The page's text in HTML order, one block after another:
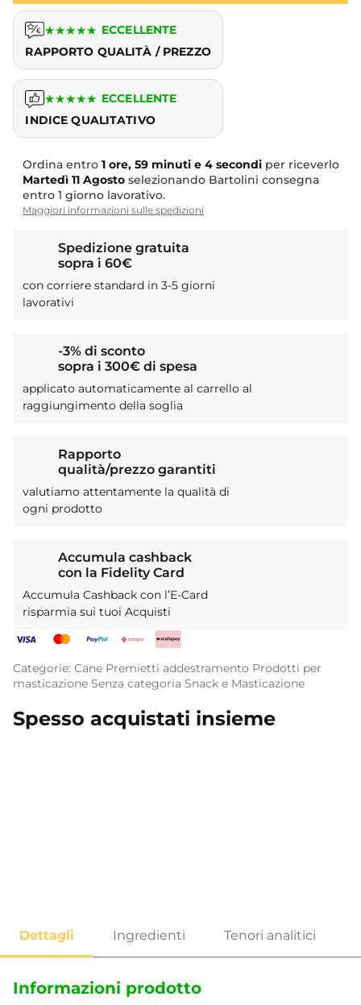
★★★★★ ECCELLENTE
RAPPORTO QUALITÀ / PREZZO
★★★★★ ECCELLENTE
INDICE QUALITATIVO
Ordina entro 1 ore, 59 minuti e 4 secondi per riceverlo
Martedì 11 Agosto selezionando Bartolini consegna
entro 1 giorno lavorativo.
Maggiori informazioni sulle spedizioni
Spedizione gratuita
sopra i 60€
con corriere standard in 3-5 giorni
lavorativi
-3% di sconto
sopra i 300€ di spesa
applicato automaticamente al carrello al
raggiungimento della soglia
Rapporto
qualità/prezzo garantiti
valutiamo attentamente la qualità di
ogni prodotto
Accumula cashback
con la Fidelity Card
Accumula Cashback con l’E-Card
risparmia sui tuoi Acquisti
Categorie: Cane Premietti addestramento Prodotti per
masticazione Senza categoria Snack e Masticazione
Spesso acquistati insieme
Informazioni prodotto